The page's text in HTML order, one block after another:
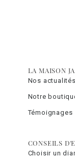
LA MAISON
Nos actualités
Notre
Témoignages
CONSEILS
Choisir un